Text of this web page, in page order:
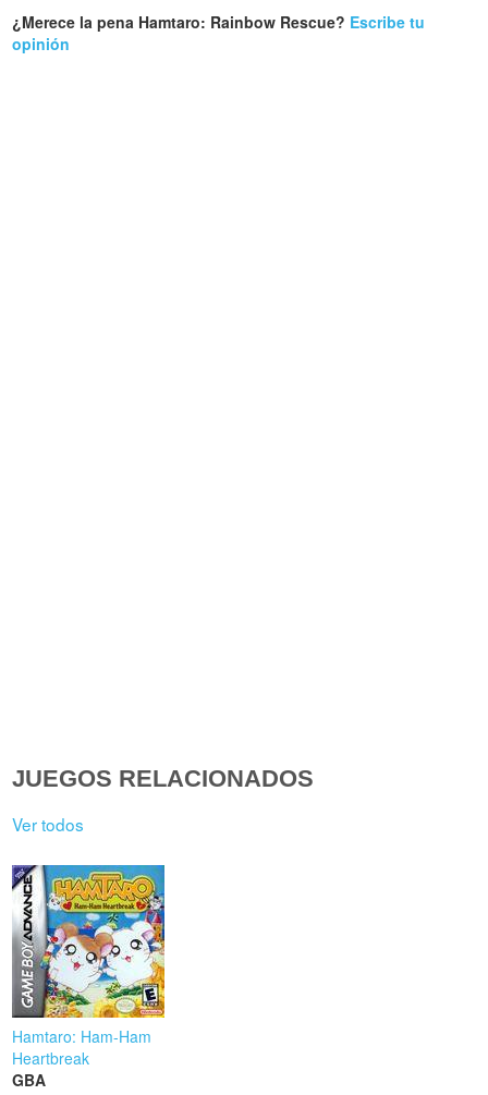
¿Merece la pena Hamtaro: Rainbow Rescue? Escribe tu
opinión
JUEGOS RELACIONADOS
Ver todos
Hamtaro: Ham-Ham
Heartbreak
GBA